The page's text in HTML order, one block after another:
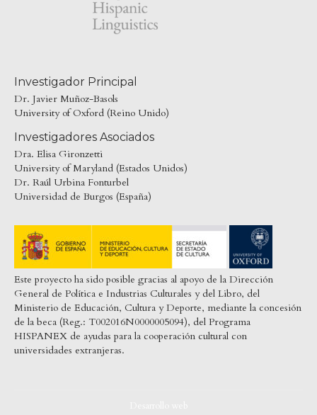
Investigador Principal
Dr. Javier Muñoz-Basols
University of Oxford (Reino Unido)
Investigadores Asociados
Dra. Elisa Gironzetti
University of Maryland (Estados Unidos)
Dr. Raúl Urbina Fonturbel
Universidad de Burgos (España)
Este proyecto ha sido posible gracias al apoyo de la Dirección
General de Política e Industrias Culturales y del Libro, del
Ministerio de Educación, Cultura y Deporte, mediante la concesión
de la beca (Reg.: T002016N0000005094), del Programa
HISPANEX de ayudas para la cooperación cultural con
universidades extranjeras.